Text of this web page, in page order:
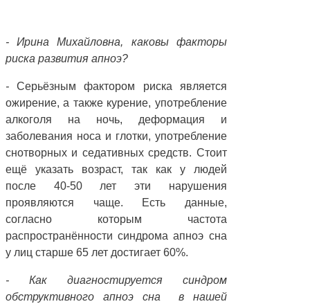
- Ирина Михайловна, каковы факторы
риска развития апноэ?
-Серьёзным фактором риска является
ожирение, а также курение, употребление
алкоголя на ночь, деформация и
заболевания носа и глотки, употребление
снотворных и седативных средств. Стоит
ещё указать возраст, так как у людей
после 40-50 лет эти нарушения
проявляются чаще. Есть данные,
согласно которым частота
распространённости синдрома апноэ сна
у лиц старше 65 лет достигает 60%.
- Как диагностируется синдром
обструктивного апноэ сна
в нашей